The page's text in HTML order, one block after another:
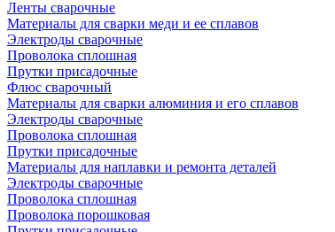
Ленты сварочные
Материалы для сварки меди и ее сплавов
Электроды сварочные
Проволока сплошная
Прутки присадочные
Флюс сварочный
Материалы для сварки алюминия и его сплавов
Электроды сварочные
Проволока сплошная
Прутки присадочные
Материалы для наплавки и ремонта деталей
Электроды сварочные
Проволока сплошная
Проволока порошковая